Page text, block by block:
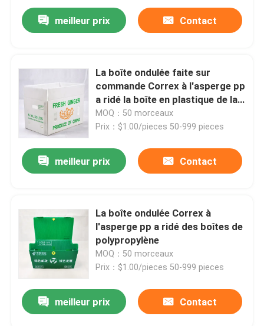
meilleur prix Contact
La boîte ondulée faite sur
commande Correx à l'asperge pp
a ridé la boîte en plastique de la
livraison
MOQ：50 morceaux
Prix：$1.00/pieces 50-999 pieces
meilleur prix Contact
La boîte ondulée Correx à
l'asperge pp a ridé des boîtes de
polypropylène
MOQ：50 morceaux
Prix：$1.00/pieces 50-999 pieces
meilleur prix Contact